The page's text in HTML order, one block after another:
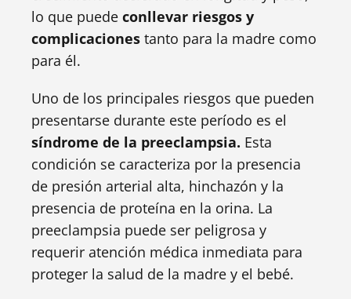
lo que puede conllevar riesgos y
complicaciones tanto para la madre como
para él.
Uno de los principales riesgos que pueden
presentarse durante este período es el
síndrome de la preeclampsia. Esta
condición se caracteriza por la presencia
de presión arterial alta, hinchazón y la
presencia de proteína en la orina. La
preeclampsia puede ser peligrosa y
requerir atención médica inmediata para
proteger la salud de la madre y el bebé.